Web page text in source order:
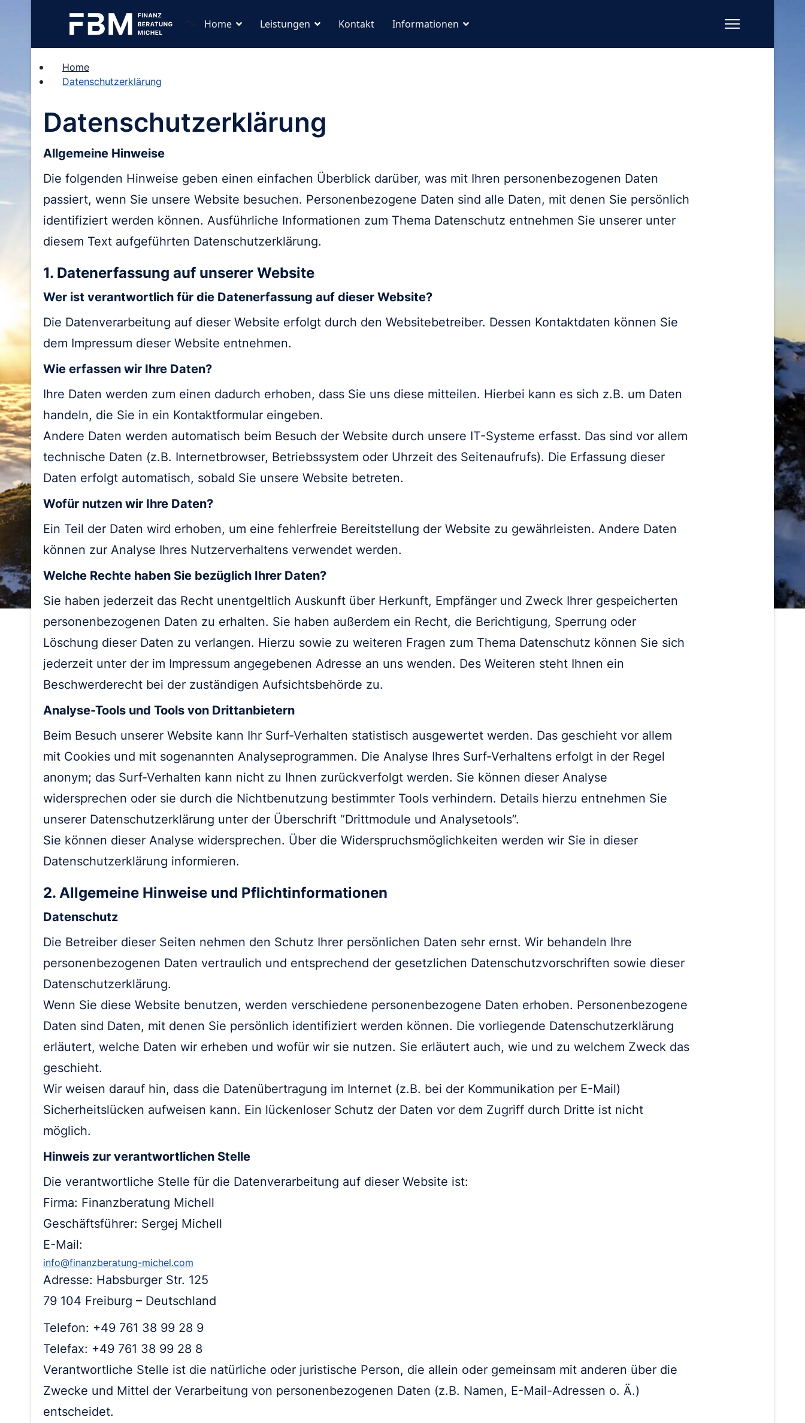
"> Home Leistungen Kontakt Informationen
Home
Datenschutzerklärung
Datenschutzerklärung
Allgemeine Hinweise
Die folgenden Hinweise geben einen einfachen Überblick darüber, was mit Ihren personenbezogenen Daten
passiert, wenn Sie unsere Website besuchen. Personenbezogene Daten sind alle Daten, mit denen Sie persönlich
identifiziert werden können. Ausführliche Informationen zum Thema Datenschutz entnehmen Sie unserer unter
diesem Text aufgeführten Datenschutzerklärung.
1. Datenerfassung auf unserer Website
Wer ist verantwortlich für die Datenerfassung auf dieser Website?
Die Datenverarbeitung auf dieser Website erfolgt durch den Websitebetreiber. Dessen Kontaktdaten können Sie
dem Impressum dieser Website entnehmen.
Wie erfassen wir Ihre Daten?
Ihre Daten werden zum einen dadurch erhoben, dass Sie uns diese mitteilen. Hierbei kann es sich z.B. um Daten
handeln, die Sie in ein Kontaktformular eingeben.
Andere Daten werden automatisch beim Besuch der Website durch unsere IT-Systeme erfasst. Das sind vor allem
technische Daten (z.B. Internetbrowser, Betriebssystem oder Uhrzeit des Seitenaufrufs). Die Erfassung dieser
Daten erfolgt automatisch, sobald Sie unsere Website betreten.
Wofür nutzen wir Ihre Daten?
Ein Teil der Daten wird erhoben, um eine fehlerfreie Bereitstellung der Website zu gewährleisten. Andere Daten
können zur Analyse Ihres Nutzerverhaltens verwendet werden.
Welche Rechte haben Sie bezüglich Ihrer Daten?
Sie haben jederzeit das Recht unentgeltlich Auskunft über Herkunft, Empfänger und Zweck Ihrer gespeicherten
personenbezogenen Daten zu erhalten. Sie haben außerdem ein Recht, die Berichtigung, Sperrung oder
Löschung dieser Daten zu verlangen. Hierzu sowie zu weiteren Fragen zum Thema Datenschutz können Sie sich
jederzeit unter der im Impressum angegebenen Adresse an uns wenden. Des Weiteren steht Ihnen ein
Beschwerderecht bei der zuständigen Aufsichtsbehörde zu.
Analyse-Tools und Tools von Drittanbietern
Beim Besuch unserer Website kann Ihr Surf-Verhalten statistisch ausgewertet werden. Das geschieht vor allem
mit Cookies und mit sogenannten Analyseprogrammen. Die Analyse Ihres Surf-Verhaltens erfolgt in der Regel
anonym; das Surf-Verhalten kann nicht zu Ihnen zurückverfolgt werden. Sie können dieser Analyse
widersprechen oder sie durch die Nichtbenutzung bestimmter Tools verhindern. Details hierzu entnehmen Sie
unserer Datenschutzerklärung unter der Überschrift “Drittmodule und Analysetools”.
Sie können dieser Analyse widersprechen. Über die Widerspruchsmöglichkeiten werden wir Sie in dieser
Datenschutzerklärung informieren.
2. Allgemeine Hinweise und Pflichtinformationen
Datenschutz
Die Betreiber dieser Seiten nehmen den Schutz Ihrer persönlichen Daten sehr ernst. Wir behandeln Ihre
personenbezogenen Daten vertraulich und entsprechend der gesetzlichen Datenschutzvorschriften sowie dieser
Datenschutzerklärung.
Wenn Sie diese Website benutzen, werden verschiedene personenbezogene Daten erhoben. Personenbezogene
Daten sind Daten, mit denen Sie persönlich identifiziert werden können. Die vorliegende Datenschutzerklärung
erläutert, welche Daten wir erheben und wofür wir sie nutzen. Sie erläutert auch, wie und zu welchem Zweck das
geschieht.
Wir weisen darauf hin, dass die Datenübertragung im Internet (z.B. bei der Kommunikation per E-Mail)
Sicherheitslücken aufweisen kann. Ein lückenloser Schutz der Daten vor dem Zugriff durch Dritte ist nicht
möglich.
Hinweis zur verantwortlichen Stelle
Die verantwortliche Stelle für die Datenverarbeitung auf dieser Website ist:
Firma: Finanzberatung Michell
Geschäftsführer: Sergej Michell
E-Mail:
info@finanzberatung-michel.com
Adresse: Habsburger Str. 125
79 104 Freiburg – Deutschland
Telefon: +49 761 38 99 28 9
Telefax: +49 761 38 99 28 8
Verantwortliche Stelle ist die natürliche oder juristische Person, die allein oder gemeinsam mit anderen über die
Zwecke und Mittel der Verarbeitung von personenbezogenen Daten (z.B. Namen, E-Mail-Adressen o. Ä.)
entscheidet.